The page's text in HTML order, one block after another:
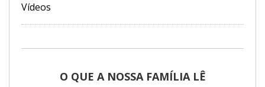
Vídeos
O QUE A NOSSA FAMÍLIA LÊ